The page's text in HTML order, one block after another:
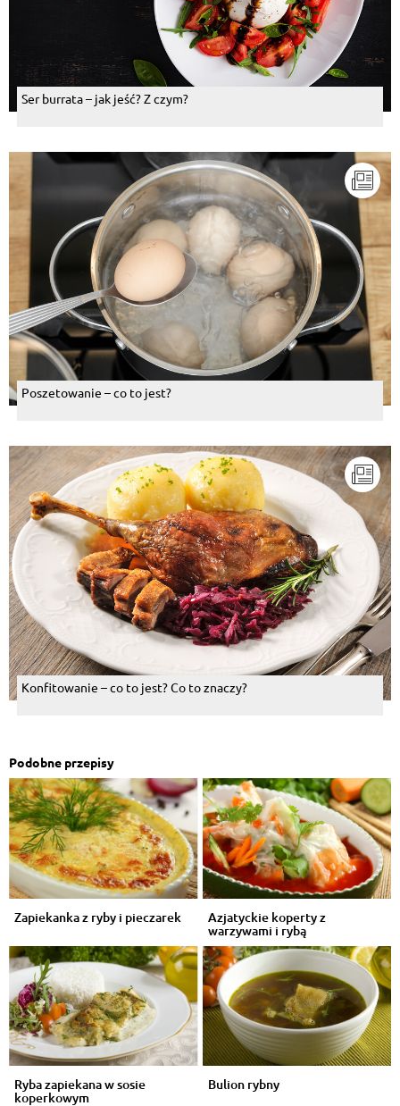
Ser burrata – jak jeść? Z czym?
Poszetowanie – co to jest?
Konfitowanie – co to jest? Co to znaczy?
Podobne przepisy
Zapiekanka z ryby i pieczarek Azjatyckie koperty z
warzywami i rybą
Ryba zapiekana w sosie
koperkowym
Bulion rybny